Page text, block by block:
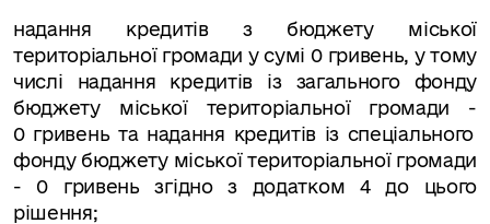
надання кредитів з бюджету міської
територіальної громади у сумі 0 гривень, у тому
числі надання кредитів із загального фонду
бюджету міської територіальної громади -
0 гривень та надання кредитів із спеціального
фонду бюджету міської територіальної громади
- 0 гривень згідно з додатком 4 до цього
рішення;